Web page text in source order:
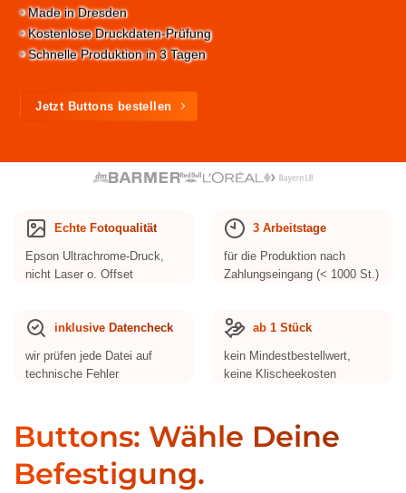
Made in Dresden
Kostenlose Druckdaten-Prüfung
Schnelle Produktion in 3 Tagen
Jetzt Buttons bestellen
Echte Fotoqualität
Epson Ultrachrome-Druck,
nicht Laser o. Offset
3 Arbeitstage
für die Produktion nach
Zahlungseingang (< 1000 St.)
inklusive Datencheck
wir prüfen jede Datei auf
technische Fehler
ab 1 Stück
kein Mindestbestellwert,
keine Klischeekosten
Buttons: Wähle Deine
Befestigung.